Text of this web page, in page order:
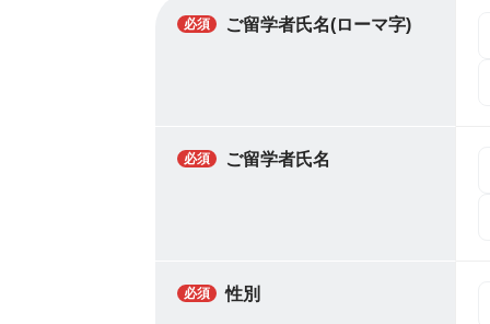
必須 ご留学者氏名(ローマ字)
必須 ご留学者氏名
必須 性別